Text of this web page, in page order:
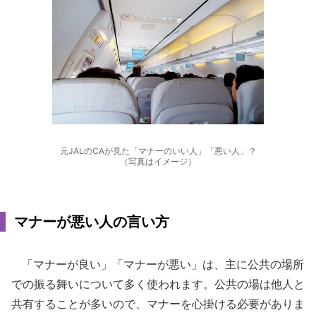
元JALのCAが見た「マナーのいい人」「悪い人」？
（写真はイメージ）
マナーが悪い人の言い方
「マナーが良い」「マナーが悪い」は、主に公共の場所
での振る舞いについて多く使われます。公共の場は他人と
共有することが多いので、マナーを心掛ける必要がありま